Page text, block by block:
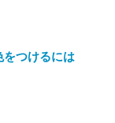
つけるには